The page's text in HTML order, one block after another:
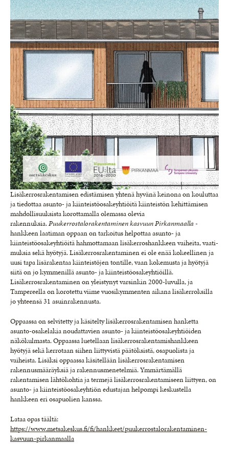
Lisäkerrosrakentamisen edistämisen yhtenä hyvänä keinona on kouluttaa
ja tiedottaa asunto- ja kiinteis­töosakeyhtiöitä kiinteistön kehittämisen
mahdolli­suuksista korottamalla olemassa olevia
rakennuksia.Puukerrostalorakentaminen kasvuun Pirkanmaalla -
hankkeen laatiman oppaan on tarkoitus helpottaa asunto- ja
kiinteistöosakeyhtiöitä hahmottamaan lisäkerroshankkeen vaiheita, vaati­
muksia sekä hyötyjä. Lisäkerrosrakentaminen ei ole enää kokeellinen ja
uusi tapa lisärakentaa kiinteistöjen tontille, vaan kokemusta ja hyötyjä
siitä on jo kymme­nillä asunto- ja kiinteistöosakeyhtiöillä.
Lisäkerrosrakentaminen on yleistynyt varsinkin 2000-luvulla, ja
Tampereella on korotettu viime vuosikymmenten aikana lisäkerroksilla
jo yhteensä 31 asuinrakennusta.
Oppaassa on selvitetty ja käsitelty lisäkerrosrakentamisen hanketta
asunto-osakelakia noudattavien asunto- ja kiinteistöosakeyhtiöiden
näkökulmasta. Oppaassa luetellaan lisäkerrosrakentamishankkeen
hyötyjä sekä kerrotaan siihen liittyvistä päätöksistä, osapuolista ja
vaiheista. Lisäksi oppaassa käsitellään lisäkerrosrakentamisen
rakennusmääräyksiä ja rakennusmenetelmiä. Ymmärtämällä
rakentamisen lähtökohtia ja termejä lisäkerrosrakentamiseen liittyen, on
asunto- ja kiinteistöosakeyhtiön edustajan helpompi keskustella
hankkeen eri osapuolien kanssa.
Lataa opas täältä:
https://www.metsakeskus.fi/fi/hankkeet/puukerrostalorakentaminen-
kasvuun-pirkanmaalla